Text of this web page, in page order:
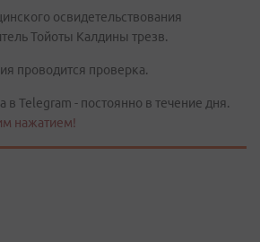
освидетельствования
Тойоты Калдины трезв.
проводится проверка.
в Telegram - постоянно в течение дня.
нажатием!